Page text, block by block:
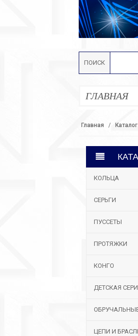
ПОИСК
ГЛАВНАЯ
Главная Каталог
КОЛЬЦА
СЕРЬГИ
ПУССЕТЫ
ПРОТЯЖКИ
КОНГО
ДЕТСКАЯ
ЦЕПИ И